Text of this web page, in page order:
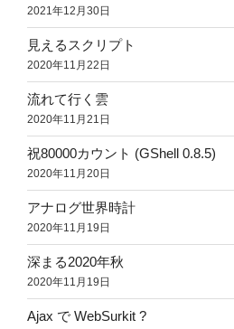
2021年12月30日
見えるスクリプト
2020年11月22日
流れて行く雲
2020年11月21日
祝80000カウント (GShell 0.8.5)
2020年11月20日
アナログ世界時計
2020年11月19日
深まる2020年秋
2020年11月19日
Ajax で WebSurkit ?